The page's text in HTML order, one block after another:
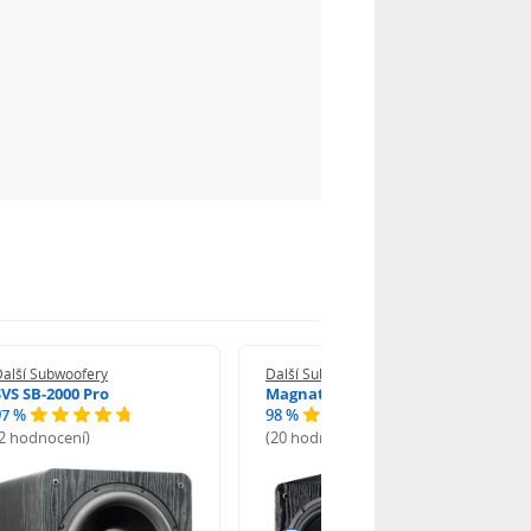
Subwoofery
SB-2000 Pro
%
hodnocení)
Další Subwoofery
Magnat Alpha RS 8
98 %
(20 hodnocení)